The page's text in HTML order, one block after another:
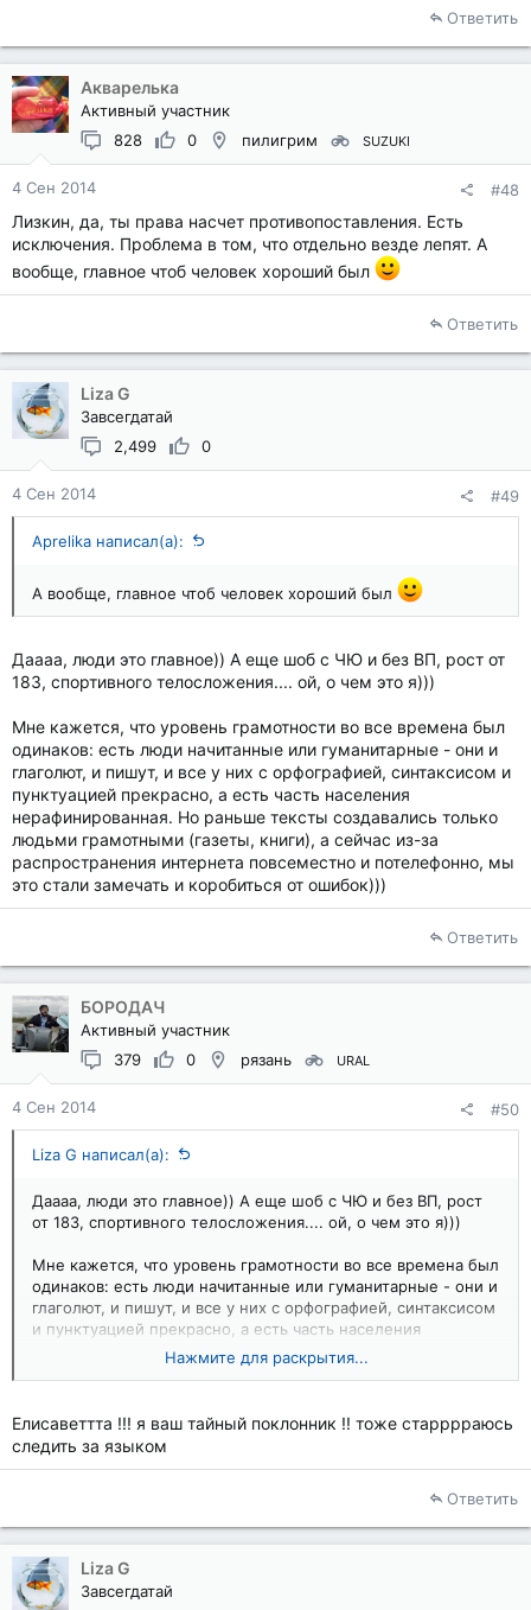
Ответить
Акварелька
Активный участник
828
0 пилигрим SUZUKI
4 Сен 2014 #48
Лизкин, да, ты права насчет противопоставления. Есть
исключения. Проблема в том, что отдельно везде лепят. А
вообще, главное чтоб человек хороший был
Ответить
Liza G
Завсегдатай
2,499
0
4 Сен 2014 #49
Aprelika написал(а):
А вообще, главное чтоб человек хороший был
Даааа, люди это главное)) А еще шоб с ЧЮ и без ВП, рост от
183, спортивного телосложения.... ой, о чем это я)))
Мне кажется, что уровень грамотности во все времена был
одинаков: есть люди начитанные или гуманитарные - они и
глаголют, и пишут, и все у них с орфографией, синтаксисом и
пунктуацией прекрасно, а есть часть населения
нерафинированная. Но раньше тексты создавались только
людьми грамотными (газеты, книги), а сейчас из-за
распространения интернета повсеместно и потелефонно, мы
это стали замечать и коробиться от ошибок)))
Ответить
БОРОДАЧ
Активный участник
379
0 рязань URAL
4 Сен 2014 #50
Liza G написал(а):
Даааа, люди это главное)) А еще шоб с ЧЮ и без ВП, рост
от 183, спортивного телосложения.... ой, о чем это я)))
Мне кажется, что уровень грамотности во все времена был
одинаков: есть люди начитанные или гуманитарные - они и
глаголют, и пишут, и все у них с орфографией, синтаксисом
и пунктуацией прекрасно, а есть часть населения
нерафинированная. Но раньше тексты создавались только
людьми грамотными (газеты, книги), а сейчас из-за
мы это стали замечать и коробиться от ошибок)))
Нажмите для раскрытия...
Елисаветтта !!! я ваш тайный поклонник !! тоже старррраюсь
следить за языком
Ответить
Liza G
Завсегдатай